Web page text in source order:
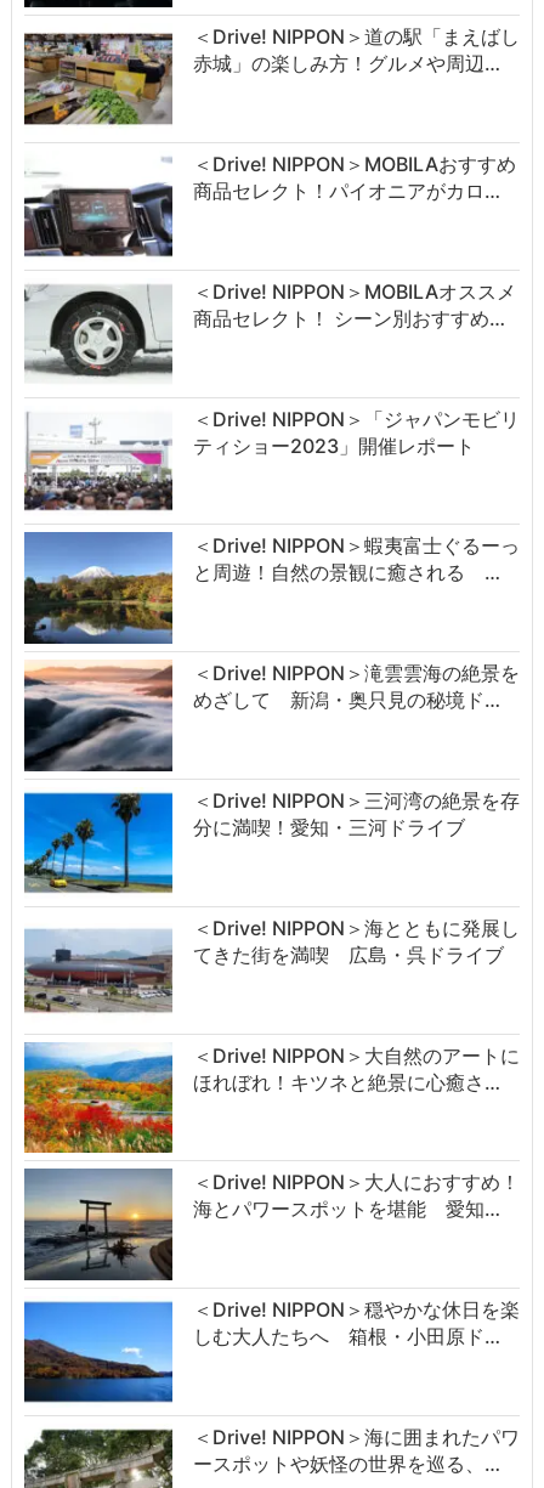
＜Drive! NIPPON＞道の駅「まえばし
赤城」の楽しみ方！グルメや周辺…
＜Drive! NIPPON＞MOBILAおすすめ
商品セレクト！パイオニアがカロ…
＜Drive! NIPPON＞MOBILAオススメ
商品セレクト！ シーン別おすすめ…
＜Drive! NIPPON＞「ジャパンモビリ
ティショー2023」開催レポート
＜Drive! NIPPON＞蝦夷富士ぐるーっ
と周遊！自然の景観に癒される …
＜Drive! NIPPON＞滝雲雲海の絶景を
めざして 新潟・奥只見の秘境ド…
＜Drive! NIPPON＞三河湾の絶景を存
分に満喫！愛知・三河ドライブ
＜Drive! NIPPON＞海とともに発展し
てきた街を満喫 広島・呉ドライブ
＜Drive! NIPPON＞大自然のアートに
ほれぼれ！キツネと絶景に心癒さ…
＜Drive! NIPPON＞大人におすすめ！
海とパワースポットを堪能 愛知…
＜Drive! NIPPON＞穏やかな休日を楽
しむ大人たちへ 箱根・小田原ド…
＜Drive! NIPPON＞海に囲まれたパワ
ースポットや妖怪の世界を巡る、…